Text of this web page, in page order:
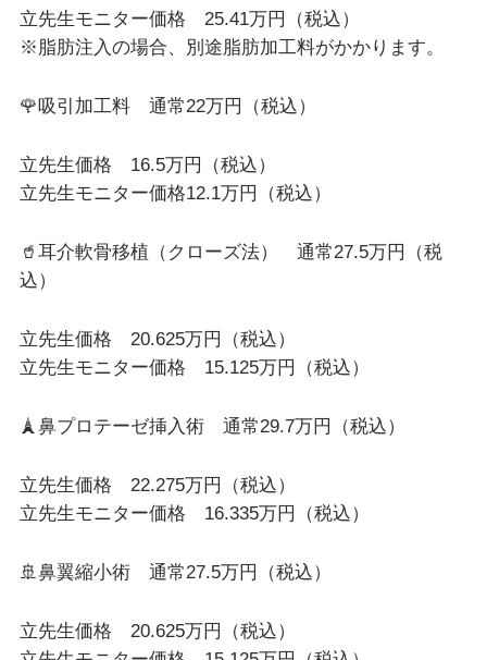
立先生モニター価格 25.41万円（税込）
※脂肪注入の場合、別途脂肪加工料がかかります。
🌹吸引加工料 通常22万円（税込）
立先生価格 16.5万円（税込）
立先生モニター価格12.1万円（税込）
🥤耳介軟骨移植（クローズ法） 通常27.5万円（税
込）
立先生価格 20.625万円（税込）
立先生モニター価格 15.125万円（税込）
🗼鼻プロテーゼ挿入術 通常29.7万円（税込）
立先生価格 22.275万円（税込）
立先生モニター価格 16.335万円（税込）
🚢鼻翼縮小術 通常27.5万円（税込）
立先生価格 20.625万円（税込）